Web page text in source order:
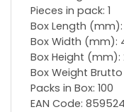
Pieces in pack: 1
Box Length
Box Width (mm):
Box Height (mm):
Box Weight
Packs in Box: 100
EAN Code: